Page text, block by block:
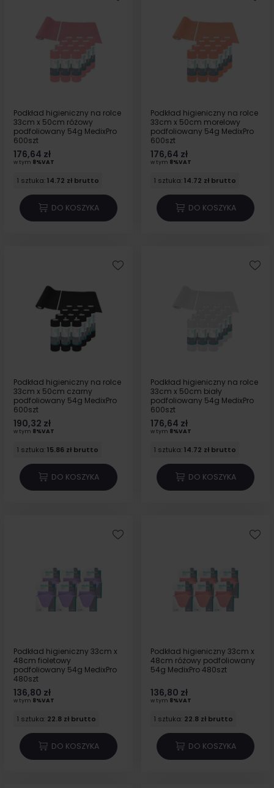
Podkład higieniczny na rolce
33cm x 50cm różowy
podfoliowany 54g MedixPro
600szt
176,64 zł
w tym 8%VAT
1 sztuka:14.72 zł brutto
DO KOSZYKA
Podkład higieniczny na rolce
33cm x 50cm morelowy
podfoliowany 54g MedixPro
600szt
176,64 zł
w tym 8%VAT
1 sztuka:14.72 zł brutto
DO KOSZYKA
Podkład higieniczny na rolce
33cm x 50cm czarny
podfoliowany 54g MedixPro
600szt
190,32 zł
w tym 8%VAT
1 sztuka:15.86 zł brutto
DO KOSZYKA
Podkład higieniczny na rolce
33cm x 50cm biały
podfoliowany 54g MedixPro
600szt
176,64 zł
w tym 8%VAT
1 sztuka:14.72 zł brutto
DO KOSZYKA
Podkład higieniczny 33cm x
48cm fioletowy
podfoliowany 54g MedixPro
480szt
136,80 zł
w tym 8%VAT
1 sztuka: 22.8 zł brutto
DO KOSZYKA
Podkład higieniczny 33cm x
48cm różowy podfoliowany
54g MedixPro 480szt
136,80 zł
w tym 8%VAT
1 sztuka: 22.8 zł brutto
DO KOSZYKA